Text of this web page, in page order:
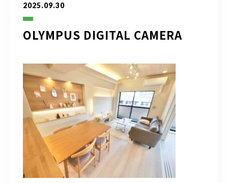
2025.09.30
OLYMPUS DIGITAL CAMERA
お客様の声
よくある質問
ブログ
アクセス
03-6909-2648